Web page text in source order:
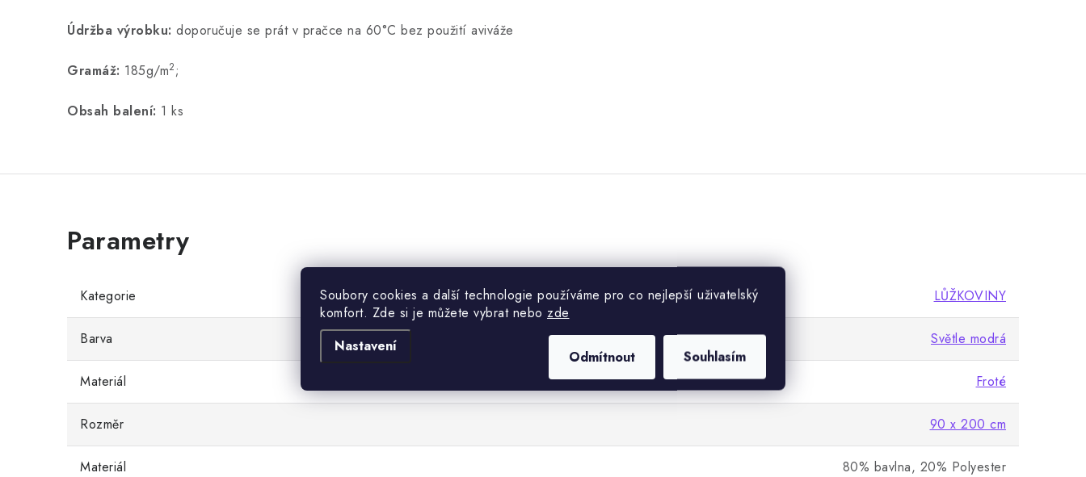
Soubory cookies a další technologie používáme pro co nejlepší uživatelský
komfort. Zde si je můžete vybrat nebo zde
Nastavení
Odmítnout Souhlasím
Údržba výrobku: doporučuje se prát v pračce na 60°C bez použití aviváže
Gramáž: 185g/m2;
Obsah balení: 1 ks
Kategorie LŮŽKOVINY
Barva Světle modrá
Materiál Froté
Rozměr 90 x 200 cm
Materiál 80% bavlna, 20% Polyester